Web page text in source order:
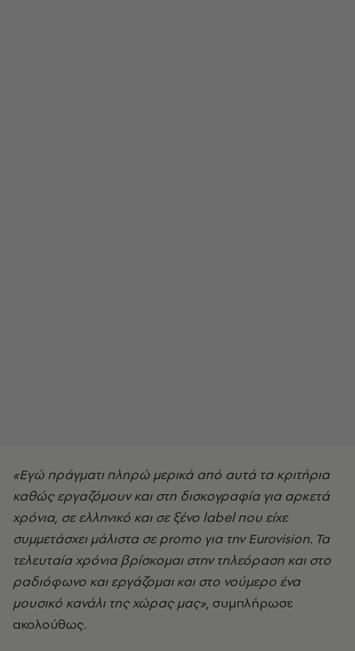
«Εγώ πράγματι πληρώ μερικά από αυτά τα κριτήρια
καθώς εργαζόμουν και στη δισκογραφία για αρκετά
χρόνια, σε ελληνικό και σε ξένο label που είχε
συμμετάσχει μάλιστα σε promo για την Eurovision. Τα
τελευταία χρόνια βρίσκομαι στην τηλεόραση και στο
ραδιόφωνο και εργάζομαι και στο νούμερο ένα
μουσικό κανάλι της χώρας μας», συμπλήρωσε
ακολούθως.